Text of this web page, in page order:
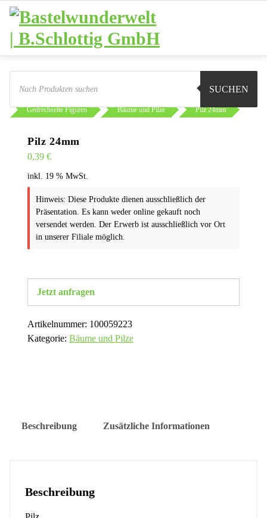
Zum
Inhalt
springen
Products
search
SUCHEN
Sie sind hier: Shop
Gedrechselte Figuren
Bäume und Pilze Pilz 24mm
Pilz 24mm
0,39 €
inkl. 19 % MwSt.
Hinweis: Diese Produkte dienen ausschließlich der
Präsentation. Es kann weder online gekauft noch
versendet werden. Der Erwerb ist ausschließlich vor Ort
in unserer Filiale möglich.
Jetzt anfragen
Artikelnummer: 100059223
Kategorie: Bäume und Pilze
Beschreibung Zusätzliche Informationen
Beschreibung